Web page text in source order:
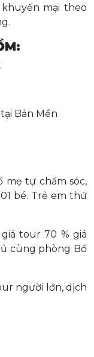
mại theo
Bản Mển
mẹ tự chăm sóc,
bé. Trẻ em thứ
tour 70 % giá
cùng phòng Bố
người lớn, dịch